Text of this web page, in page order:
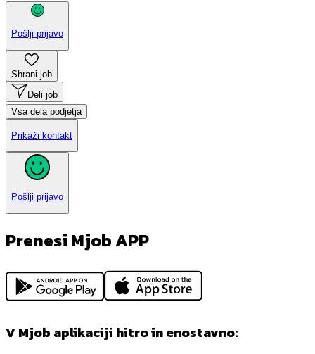
Pošlji prijavo
Shrani job
Deli job
Vsa dela podjetja
Prikaži kontakt
Pošlji prijavo
Prenesi Mjob APP
V Mjob aplikaciji hitro in enostavno: